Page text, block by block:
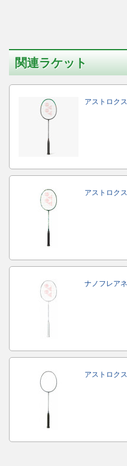
関連ラケット
アストロク
アストロク
ナノフレア
アストロク